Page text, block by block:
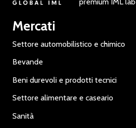
Mercati
Settore automobilistico e chimico
Bevande
Beni durevoli e prodotti tecnici
Settore alimentare e caseario
Sanità